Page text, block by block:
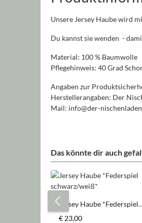
Unsere Jersey Haube wird
Du kannst sie wenden -
Material: 100 % Baumwolle
Pflegehinweis: 40 Grad
Angaben zur
Herstellerangaben: Der
Mail: info@der-
Das könnte dir auch
Produktgalerie überspringen
Jersey Haube *Federspiel
schwarz/weiß*
Regulärer Preis:
€ 23,00